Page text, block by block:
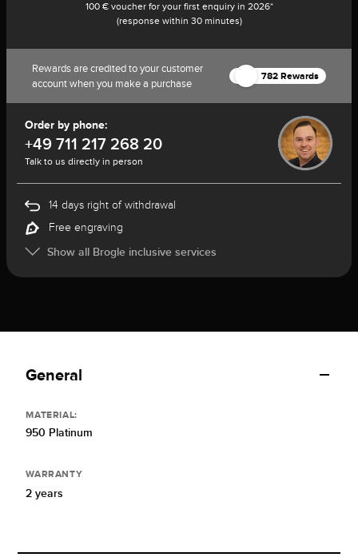
100 € voucher for your first enquiry in 2026*
(response within 30 minutes)
Rewards are credited to your customer
account when you make a purchase
782 Rewards
Order by phone:
+49 711 217 268 20
Talk to us directly in person
14 days right of withdrawal
Free engraving
Show all Brogle inclusive services
General
MATERIAL:
950 Platinum
WARRANTY
2 years